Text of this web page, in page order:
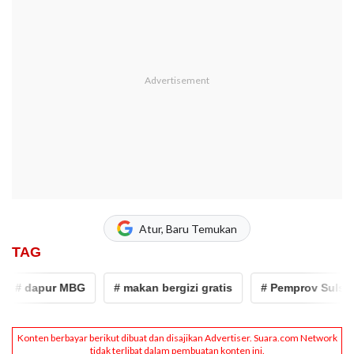
Atur, Baru Temukan
TAG
# dapur MBG # makan bergizi gratis # Pemprov Sulsel